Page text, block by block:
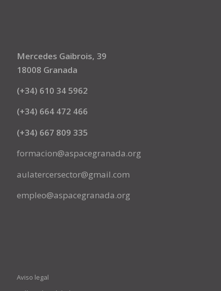
Mercedes Gaibrois, 39
18008 Granada
(+34) 610 34 5962
(+34) 664 472 466
(+34) 667 809 335
formacion@aspacegranada.org
aulatercersector@gmail.com
empleo@aspacegranada.org
Aviso legal